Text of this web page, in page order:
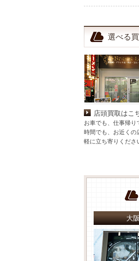
選べる
店頭買取はこ
お車でも、仕事帰り
時間でも、お近くの
軽に立ち寄りくださ
大